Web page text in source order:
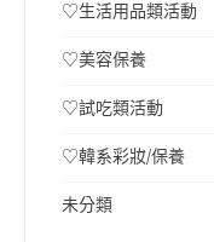
♡生活用品類活動
♡美容保養
♡試吃類活動
♡韓系彩妝/保養
未分類